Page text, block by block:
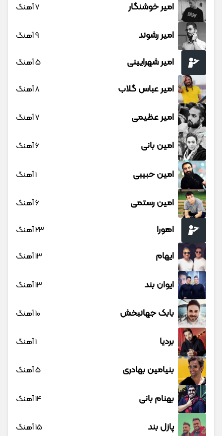
امیر خوشنگار 7 آهنگ
امیر رشوند 9 آهنگ
امیر شهرایینی 5 آهنگ
امیر عباس گلاب 8 آهنگ
امیر عظیمی 7 آهنگ
امین بانی 6 آهنگ
امین حبیبی 1 آهنگ
امین رستمی 6 آهنگ
اهورا 23 آهنگ
ایهام 13 آهنگ
ایوان بند 13 آهنگ
بابک جهانبخش 10 آهنگ
بردیا 1 آهنگ
بنیامین بهادری 5 آهنگ
بهنام بانی 14 آهنگ
پازل بند 15 آهنگ